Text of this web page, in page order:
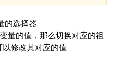
的选择器
量的值，那么切换对应的祖
修改其对应的值